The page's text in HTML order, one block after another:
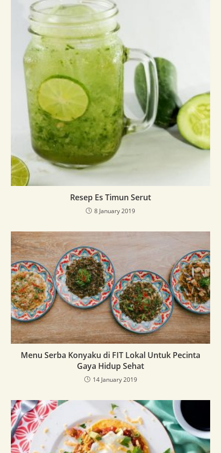
k
Resep Es Timun Serut
8 January 2019
Menu Serba Konyaku di FIT Lokal Untuk Pecinta
Gaya Hidup Sehat
14 January 2019